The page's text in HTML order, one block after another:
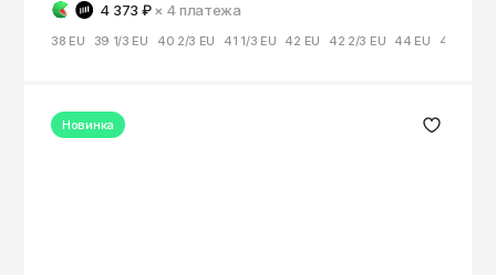
4 373 ₽ × 4платежа
38 EU 39 1/3 EU 40 2/3 EU 41 1/3 EU 42 EU 42 2/3 EU 44 EU 44 2/3
Новинка